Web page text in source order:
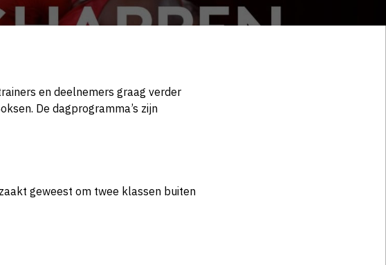
en deelnemers graag verder
De dagprogramma’s zijn
geweest om twee klassen buiten